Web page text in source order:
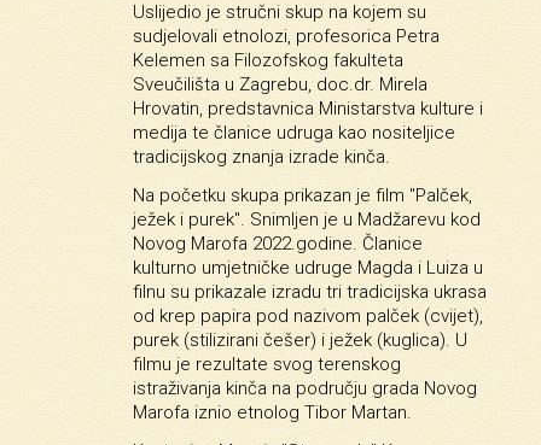
Uslijedio je stručni skup na kojem su
sudjelovali etnolozi, profesorica Petra
Kelemen sa Filozofskog fakulteta
Sveučilišta u Zagrebu, doc.dr. Mirela
Hrovatin, predstavnica Ministarstva kulture i
medija te članice udruga kao nositeljice
tradicijskog znanja izrade kinča.
Na početku skupa prikazan je film "Palček,
ježek i purek". Snimljen je u Madžarevu kod
Novog Marofa 2022.godine. Članice
kulturno umjetničke udruge Magda i Luiza u
filnu su prikazale izradu tri tradicijska ukrasa
od krep papira pod nazivom palček (cvijet),
purek (stilizirani češer) i ježek (kuglica). U
filmu je rezultate svog terenskog
istraživanja kinča na području grada Novog
Marofa iznio etnolog Tibor Martan.